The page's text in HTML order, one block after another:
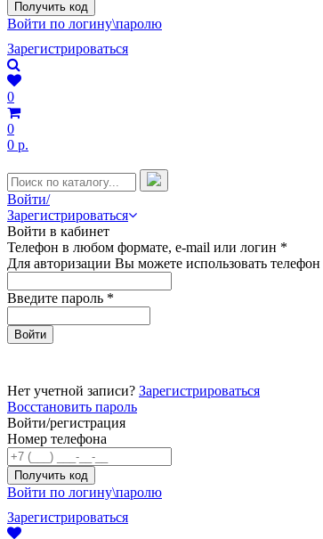
Войти по логину\паролю
Зарегистрироваться
0
0
0 р.
Войти/
Зарегистрироваться
Войти в кабинет
Телефон в любом формате, e-mail или логин *
Для авторизации Вы можете использовать
Введите пароль *
Нет учетной записи? Зарегистрироваться
Восстановить пароль
Войти/регистрация
Номер телефона
Войти по логину\паролю
Зарегистрироваться